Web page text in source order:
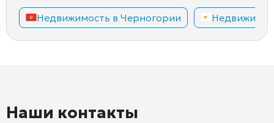
Недвижимость в Черногории
Наши контакты